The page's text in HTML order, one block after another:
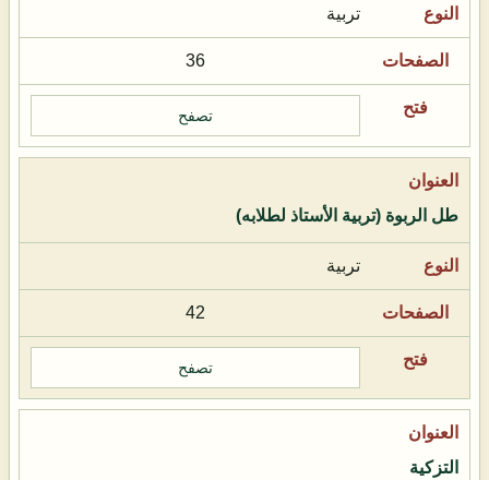
تربية
36
تصفح
طل الربوة (تربية الأستاذ لطلابه)
تربية
42
تصفح
التزكية